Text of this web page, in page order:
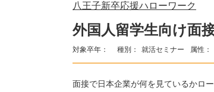
八王子新卒応援ハローワーク
外国人留学生向け面
対象卒年： 種別： 就活セミナー 属性：
面接で日本企業が何を見ているかロ